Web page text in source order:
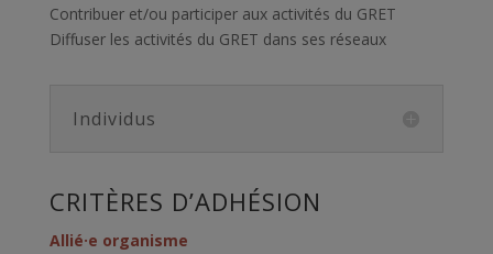
Contribuer et/ou participer aux activités du GRET
Diffuser les activités du GRET dans ses réseaux
Individus
CRITÈRES D’ADHÉSION
Allié·e organisme